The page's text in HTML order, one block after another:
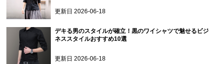
更新日2026-06-18
デキる男のスタイルが確立！黒のワイシャツで魅せるビジ
ネススタイルおすすめ10選
更新日2026-06-18